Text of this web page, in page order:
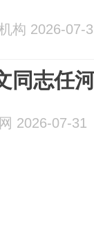
构 2026-07-
同志任
2026-07-31